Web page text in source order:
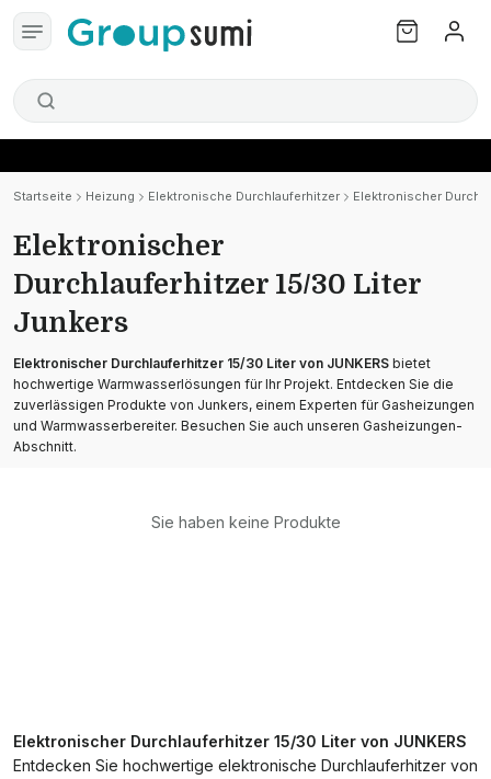
Startseite Heizung Elektronische Durchlauferhitzer Elektronischer
Elektronischer
Durchlauferhitzer 15/30 Liter
Junkers
Elektronischer Durchlauferhitzer 15/30 Liter von JUNKERS bietet
hochwertige Warmwasserlösungen für Ihr Projekt. Entdecken Sie die
zuverlässigen Produkte von Junkers, einem Experten für Gasheizungen
und Warmwasserbereiter. Besuchen Sie auch unseren Gasheizungen-
Abschnitt.
Sie haben keine Produkte
Elektronischer Durchlauferhitzer 15/30 Liter von JUNKERS
Entdecken Sie hochwertige elektronische Durchlauferhitzer von